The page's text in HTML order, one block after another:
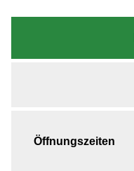
Öffnungszeiten